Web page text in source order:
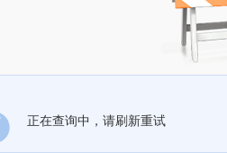
正在查询中，请刷新重试